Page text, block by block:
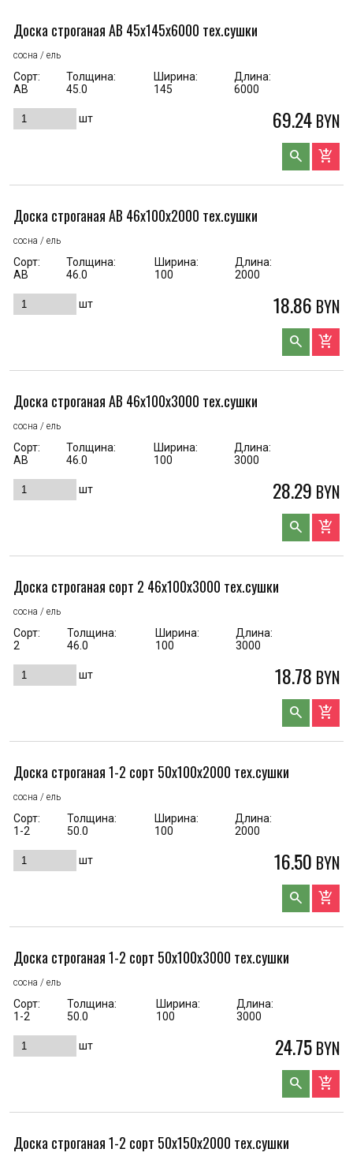
Доска строганая AB 45x145x6000 тех.сушки
сосна / ель
Сорт:
АВ
Толщина:
45.0
Ширина:
145
Длина:
6000
шт 69.24 BYN
search add_shopping_cart
Доска строганая AB 46x100x2000 тех.сушки
сосна / ель
Сорт:
АВ
Толщина:
46.0
Ширина:
100
Длина:
2000
шт 18.86 BYN
search add_shopping_cart
Доска строганая AB 46x100x3000 тех.сушки
сосна / ель
Сорт:
АВ
Толщина:
46.0
Ширина:
100
Длина:
3000
шт 28.29 BYN
search add_shopping_cart
Доска строганая сорт 2 46x100x3000 тех.сушки
сосна / ель
Сорт:
2
Толщина:
46.0
Ширина:
100
Длина:
3000
шт 18.78 BYN
search add_shopping_cart
Доска строганая 1-2 сорт 50x100x2000 тех.сушки
сосна / ель
Сорт:
1-2
Толщина:
50.0
Ширина:
100
Длина:
2000
шт 16.50 BYN
search add_shopping_cart
Доска строганая 1-2 сорт 50x100x3000 тех.сушки
сосна / ель
Сорт:
1-2
Толщина:
50.0
Ширина:
100
Длина:
3000
шт 24.75 BYN
search add_shopping_cart
Доска строганая 1-2 сорт 50x150x2000 тех.сушки